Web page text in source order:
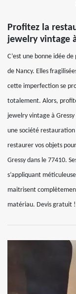
Profitez la
jewelry vintage
C’est une bonne idée
de Nancy. Elles
cette imperfection se
totalement. Alors,
jewelry vintage à
une société restauration
restaurer vos objets
Gressy dans le 77410.
s’appliquant
maitrisent
matériau. Devis gratuit !